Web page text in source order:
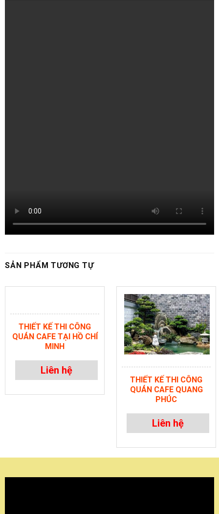
SẢN PHẨM TƯƠNG TỰ
THIẾT KẾ THI CÔNG
QUÁN CAFE TẠI HỒ CHÍ
MINH
Liên hệ
THIẾT KẾ THI CÔNG
QUÁN CAFE QUANG
PHÚC
Liên hệ